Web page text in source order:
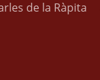
de la Ràpita